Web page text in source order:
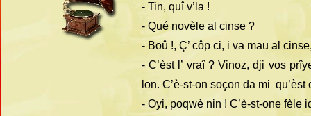
- Tin, quî v’la !
- Qué novèle al cinse ?
- Boû !, Ç’ côp ci, i va mau al
- C’èst l’ vraî ? Vinoz, dji vos
lon. C’è-st-on soçon da mi qu’èst
- Oyi, poqwè nin ! C’è-st-one fèle